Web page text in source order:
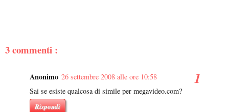
3 commenti :
Anonimo 26 settembre 2008 alle ore 10:58
Sai se esiste qualcosa di simile per megavideo.com?
Rispondi